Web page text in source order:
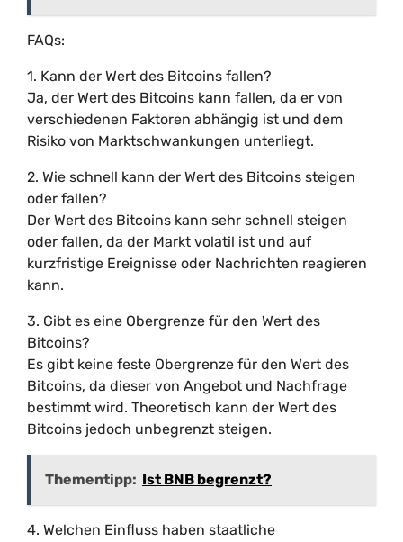
FAQs:
1. Kann der Wert des Bitcoins fallen?
Ja, der Wert des Bitcoins kann fallen, da er von
verschiedenen Faktoren abhängig ist und dem
Risiko von Marktschwankungen unterliegt.
2. Wie schnell kann der Wert des Bitcoins steigen
oder fallen?
Der Wert des Bitcoins kann sehr schnell steigen
oder fallen, da der Markt volatil ist und auf
kurzfristige Ereignisse oder Nachrichten reagieren
kann.
3. Gibt es eine Obergrenze für den Wert des
Bitcoins?
Es gibt keine feste Obergrenze für den Wert des
Bitcoins, da dieser von Angebot und Nachfrage
bestimmt wird. Theoretisch kann der Wert des
Bitcoins jedoch unbegrenzt steigen.
Thementipp: Ist BNB begrenzt?
4. Welchen Einfluss haben staatliche